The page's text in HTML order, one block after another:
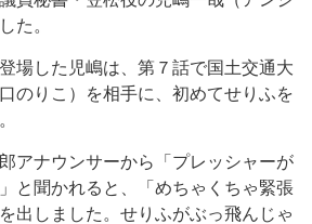
た。
場した児嶋は、第７話で国土交通大
のりこ）を相手に、初めてせりふを
アナウンサーから「プレッシャーが
と聞かれると、「めちゃくちゃ緊張
出しました。せりふがぶっ飛んじゃ